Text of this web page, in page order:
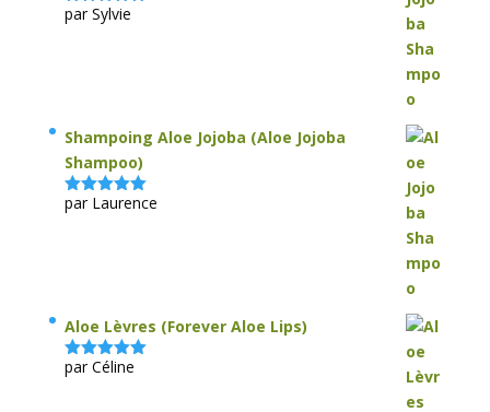
Note5 sur
par Sylvie
Shampoing Aloe Jojoba (Aloe Jojoba
Shampoo)
Note5sur
par Laurence
Aloe Lèvres (Forever Aloe Lips)
Note5sur
par Céline